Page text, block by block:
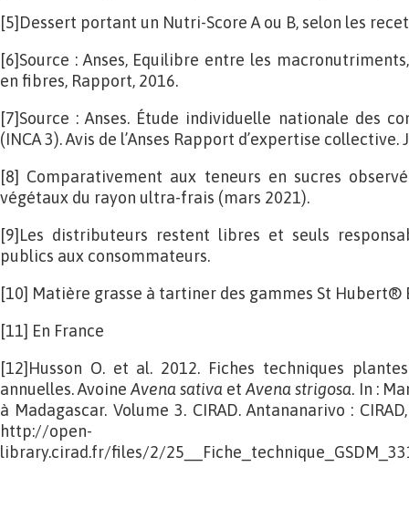
[5]Dessert portant un Nutri-Score A ou B, selon les
[6]Source : Anses, Equilibre entre les
en fibres, Rapport, 2016.
[7]Source : Anses. Étude individuelle nationale des
(INCA 3). Avis de l’Anses Rapport d’expertise collective.
[8] Comparativement aux teneurs en sucres
végétaux du rayon ultra-frais (mars 2021).
[9]Les distributeurs restent libres et seuls
publics aux consommateurs.
[10] Matière grasse à tartiner des gammes St Hubert®
[11] En France
[12]Husson O. et al. 2012. Fiches techniques
annuelles. AvoineAvena sativa etAvena strigosa. In :
à Madagascar. Volume 3. CIRAD. Antananarivo :
http://open-
library.cirad.fr/files/2/